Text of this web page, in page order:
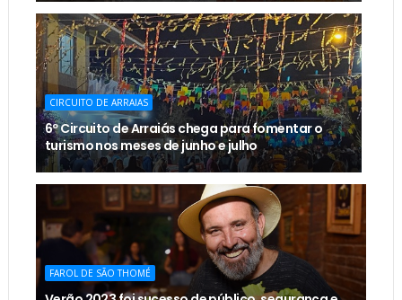
CIRCUITO DE ARRAIAS
6º Circuito de Arraiás chega para fomentar o
turismo nos meses de junho e julho
FAROL DE SÃO THOMÉ